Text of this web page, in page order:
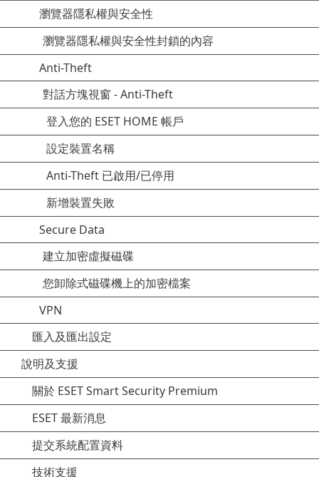
瀏覽器隱私權與安全性
瀏覽器隱私權與安全性封鎖的內容
Anti-Theft
對話方塊視窗 - Anti-Theft
登入您的 ESET HOME 帳戶
設定裝置名稱
Anti-Theft 已啟用/已停用
新增裝置失敗
Secure Data
建立加密虛擬磁碟
您卸除式磁碟機上的加密檔案
VPN
匯入及匯出設定
說明及支援
關於 ESET Smart Security Premium
ESET 最新消息
提交系統配置資料
技術支援